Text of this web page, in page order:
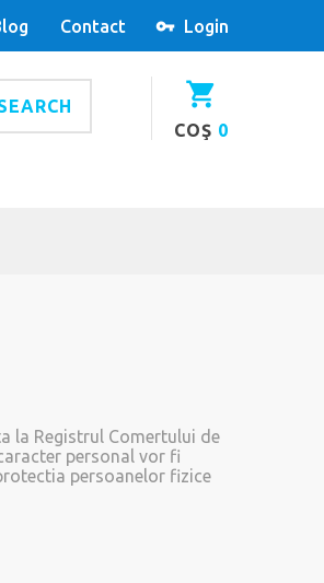
Login
Contact
COŞ 0
la Registrul Comertului de
personal vor fi
persoanelor fizice